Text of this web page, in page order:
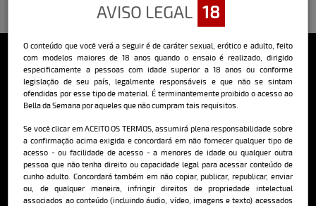
AVISO LEGAL 18
O conteúdo que você verá a seguir é de caráter sexual, erótico e adulto, feito
com modelos maiores de 18 anos quando o ensaio é realizado, dirigido
especificamente a pessoas com idade superior a 18 anos ou conforme
legislação de seu país, legalmente responsáveis e que não se sintam
ofendidas por esse tipo de material. É terminantemente proibido o acesso ao
Bella da Semana por aqueles que não cumpram tais requisitos.
Se você clicar em ACEITO OS TERMOS, assumirá plena responsabilidade sobre
a confirmação acima exigida e concordará em não fornecer qualquer tipo de
acesso - ou facilidade de acesso - a menores de idade ou qualquer outra
pessoa que não tenha direito ou capacidade legal para acessar conteúdo de
cunho adulto. Concordará também em não copiar, publicar, republicar, enviar
ou, de qualquer maneira, infringir direitos de propriedade intelectual
associados ao conteúdo (incluindo áudio, vídeo, imagens e texto) acessados
Sobre o Bella
O Bella da Semana é a maior e mais longeva revista masculina digital
qualidade, além de conteúdo editorial sobre saúde, esportes, moda,
comportamento, relacionamentos, tecnologia e erotismo.
Saiba mais